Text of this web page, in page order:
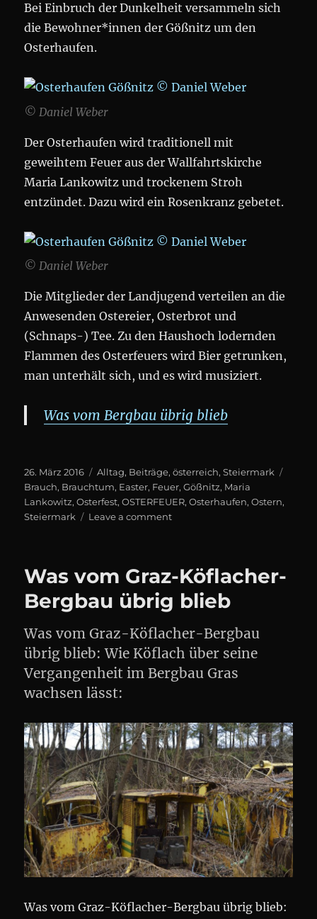
Bei Einbruch der Dunkelheit versammeln sich
die Bewohner*innen der Gößnitz um den
Osterhaufen.
© Daniel Weber
Der Osterhaufen wird traditionell mit
geweihtem Feuer aus der Wallfahrtskirche
Maria Lankowitz und trockenem Stroh
entzündet. Dazu wird ein Rosenkranz gebetet.
© Daniel Weber
Die Mitglieder der Landjugend verteilen an die
Anwesenden Ostereier, Osterbrot und
(Schnaps-) Tee. Zu den Haushoch lodernden
Flammen des Osterfeuers wird Bier getrunken,
man unterhält sich, und es wird musiziert.
Was vom Bergbau übrig blieb
Posted
on
26. März 2016 Categories
Alltag, Beiträge,österreich,Steiermark
Brauch, Brauchtum, Easter, Feuer,Gößnitz, Maria
Lankowitz,Osterfest,OSTERFEUER,Osterhaufen,Ostern,
Steiermark
Leave a commenton
Was vom Graz-Köflacher-
Bergbau übrig blieb
Was vom Graz-Köflacher-Bergbau
übrig blieb: Wie Köflach über seine
Vergangenheit im Bergbau Gras
wachsen lässt:
Was vom Graz-Köflacher-Bergbau übrig blieb: